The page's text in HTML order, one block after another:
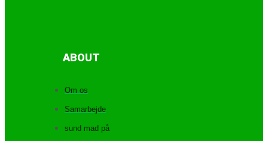
ABOUT
Om os
Samarbejde
sund mad på